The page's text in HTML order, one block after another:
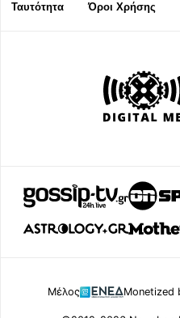
Ταυτότητα Όροι Χρήσης
Μέλος Monetized